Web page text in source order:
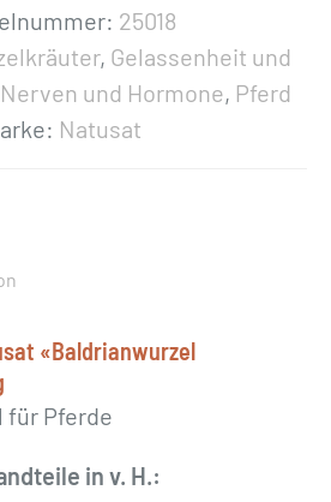
25018
, Gelassenheit und
Nerven und Hormone, Pferd
Natusat
«Baldrianwurzel
Pferde
in v. H.: